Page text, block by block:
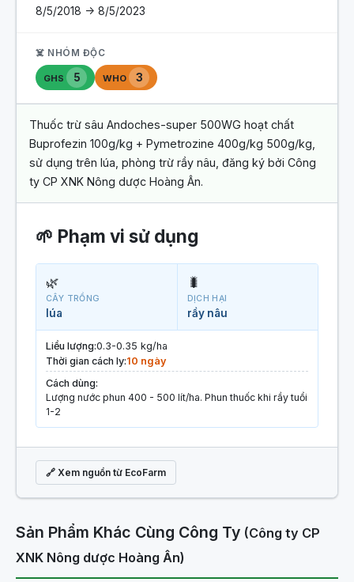
8/5/2018 -> 8/5/2023
☠️ NHÓM ĐỘC
GHS 5 WHO 3
Thuốc trừ sâu Andoches-super 500WG hoạt chất
Buprofezin 100g/kg + Pymetrozine 400g/kg 500g/kg,
sử dụng trên lúa, phòng trừ rầy nâu, đăng ký bởi Công
ty CP XNK Nông dược Hoàng Ân.
🌱 Phạm vi sử dụng
🌿
CÂY TRỒNG
lúa
🐛
DỊCH HẠI
rầy nâu
Liều lượng:0.3-0.35 kg/ha
Thời gian cách ly:10 ngày
Cách dùng:
Lượng nước phun 400 - 500 lít/ha. Phun thuốc khi rầy tuổi
1-2
🔗 Xem nguồn từ EcoFarm
Sản Phẩm Khác Cùng Công Ty (Công ty CP
XNK Nông dược Hoàng Ân)